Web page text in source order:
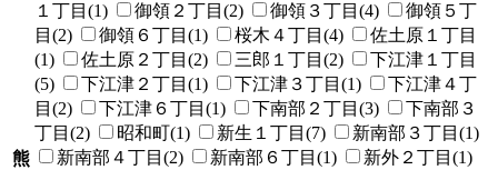
熊
１丁目(1)
御領２丁目(2) 御領３丁目(4)
御領５丁
目(2)
御領６丁目(1) 桜木４丁目(4)
佐土原１丁目
(1)
佐土原２丁目(2) 三郎１丁目(2)
下江津１丁目
(5)
下江津２丁目(1) 下江津３丁目(1)
下江津４丁
目(2)
下江津６丁目(1) 下南部２丁目(3)
下南部３
丁目(2)
昭和町(1) 新生１丁目(7)
新南部３丁目(1)
新南部４丁目(2)
新南部６丁目(1)
新外２丁目(1)